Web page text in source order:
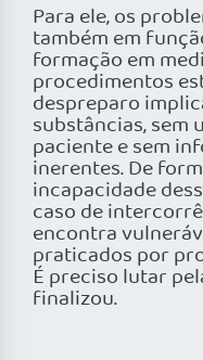
Para ele, os
também em
formação em
procedimentos
despreparo
substâncias, sem
paciente e sem
inerentes. De
incapacidade
caso de
encontra
praticados por
É preciso lutar
finalizou.